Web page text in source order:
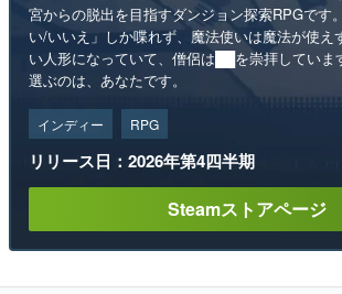
宮からの脱出を目指すダンジョン探索RPGです
い/いいえ」しか喋れず、魔法使いは魔法が使え
い人形になっていて、僧侶は██を崇拝していま
選ぶのは、あなたです。
インディー RPG
リリース日：2026年第4四半期
Steamストアページ